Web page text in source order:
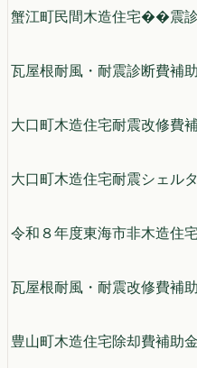
蟹江町民間木造住宅��震
瓦屋根耐風・耐震診断費補
大口町木造住宅耐震改修費
大口町木造住宅耐震シェル
令和８年度東海市非木造住
瓦屋根耐風・耐震改修費補
豊山町木造住宅除却費補助金